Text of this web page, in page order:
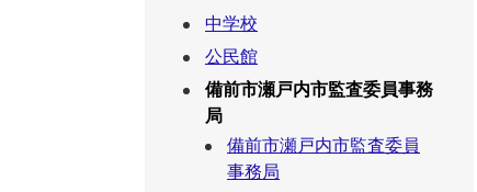
中学校
公民館
備前市瀬戸内市監査委員事務
局
備前市瀬戸内市監査委員
事務局